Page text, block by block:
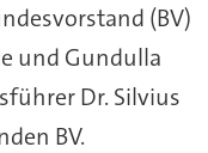
(BV)
und Gundulla
Dr. Silvius
BV.